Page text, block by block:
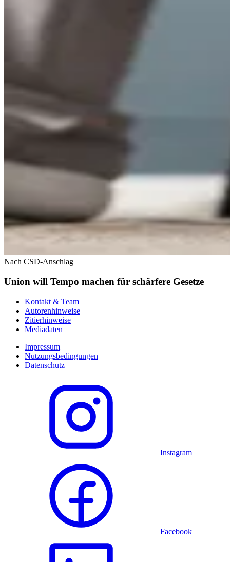
Nach CSD-Anschlag
Union will Tempo machen für schärfere Gesetze
Kontakt & Team
Autorenhinweise
Zitierhinweise
Mediadaten
Impressum
Nutzungsbedingungen
Datenschutz
Instagram
Facebook